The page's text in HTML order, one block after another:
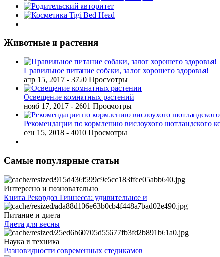
Животные и растения
Правильное питание собаки, залог хорошего здоровья!
апр 15, 2017 - 3720 Просмотры
Освещение комнатных растений
нояб 17, 2017 - 2601 Просмотры
Рекомендации по кормлению вислоухого шотландского
сен 15, 2018 - 4010 Просмотры
Самые популярные статьи
Интересно и позновательно
Книга Рекордов Гиннесса: удивительное и
Питание и диета
Диета для весны
Наука и техника
Разновидности современных стедикамов